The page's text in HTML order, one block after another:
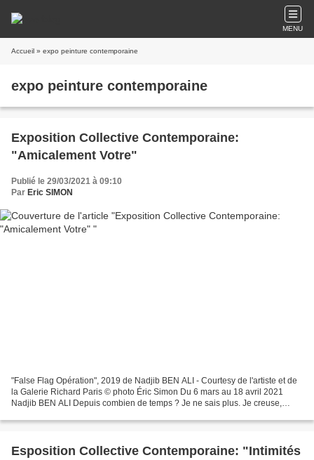
MENU
Accueil » expo peinture contemporaine
expo peinture contemporaine
Exposition Collective Contemporaine:
"Amicalement Votre"
Publié le 29/03/2021 à 09:10
Par Eric SIMON
"False Flag Opération", 2019 de Nadjib BEN ALI - Courtesy de l'artiste et de
la Galerie Richard Paris © photo Éric Simon Du 6 mars au 18 avril 2021
Nadjib BEN ALI Depuis combien de temps ? Je ne sais plus. Je creuse,
Esposition Collective Contemporaine: "Intimités